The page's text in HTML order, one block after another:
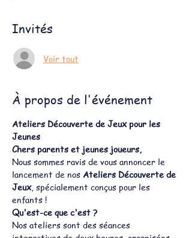
Invités
Voir tout
À propos de l'événement
Ateliers Découverte de Jeux pour les
Jeunes
Chers parents et jeunes joueurs,
Nous sommes ravis de vous annoncer le
lancement de nos Ateliers Découverte de
Jeux, spécialement conçus pour les
enfants !
Qu'est-ce que c'est ?
Nos ateliers sont des séances